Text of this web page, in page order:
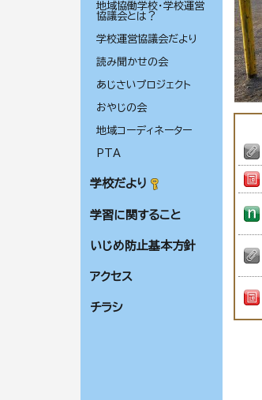
地域協働学校・学校運営
協議会とは？
学校運営協議会だより
読み聞かせの会
あじさいプロジェクト
おやじの会
地域コーディネーター
PTA
学校だより
学習に関すること
いじめ防止基本方針
アクセス
チラシ